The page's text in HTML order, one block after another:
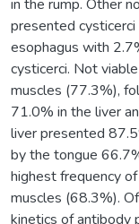
in the rump. Other
presented
esophagus with
cysticerci. Not
muscles (77.3%),
71.0% in the liver
liver presented
by the tongue
highest frequency
muscles (68.3%).
kinetics of antibody